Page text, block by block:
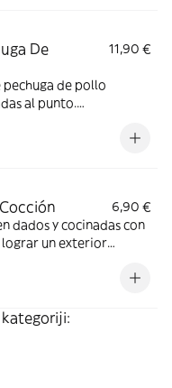
De
11,90 €
de pollo
al punto.
6,90 €
dados y cocinadas con
un exterior